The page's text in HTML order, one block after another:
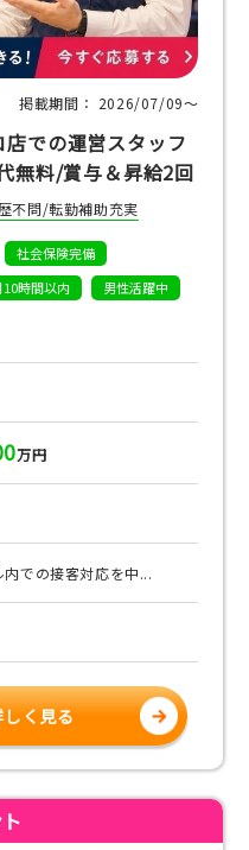
掲載期間： 2026/07/09〜
店での運営スタッフ
無料/賞与＆昇給2回
不問/転勤補助充実
社会保険完備
時間以内
男性活躍中
万円
での接客対応を中...
しく見る